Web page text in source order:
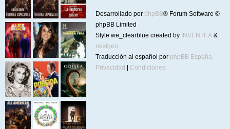
Desarrollado por phpBB® Forum Software ©
phpBB Limited
Style we_clearblue created by INVENTEA &
nextgen
Traducción al español por phpBB España
Privacidad
Condiciones